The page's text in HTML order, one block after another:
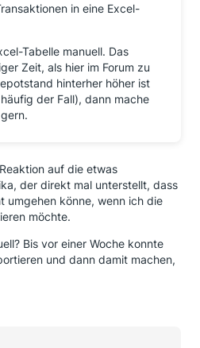
in eine Excel-
Tabelle manuell. Das
Zeit, als hier im Forum zu
hinterher höher ist
der Fall), dann mache
auf die etwas
der direkt mal unterstellt, dass
umgehen könne, wenn ich die
möchte.
Bis vor einer Woche konnte
und dann damit machen,